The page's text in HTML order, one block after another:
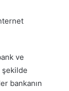
ve
şekilde
bankanın